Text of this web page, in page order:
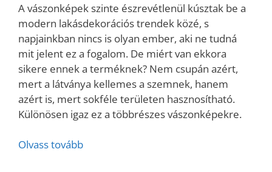
A vászonképek szinte észrevétlenül kúsztak be a
modern lakásdekorációs trendek közé, s
napjainkban nincs is olyan ember, aki ne tudná
mit jelent ez a fogalom. De miért van ekkora
sikere ennek a terméknek? Nem csupán azért,
mert a látványa kellemes a szemnek, hanem
azért is, mert sokféle területen hasznosítható.
Különösen igaz ez a többrészes vászonképekre.
Olvass tovább